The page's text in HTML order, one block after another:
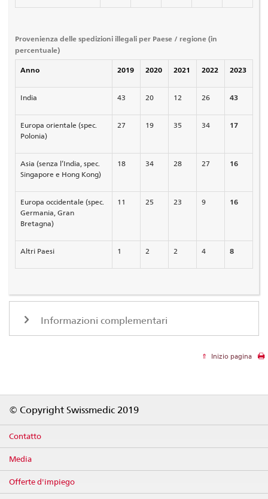
Provenienza delle spedizioni illegali per Paese / regione (in
percentuale)
Anno 2019 2020 2021 2022 2023
India 43 20 12 26 43
Europa orientale (spec.
Polonia)
27 19 35 34 17
Asia (senza l’India, spec.
Singapore e Hong Kong)
18 34 28 27 16
Europa occidentale (spec.
Germania, Gran
Bretagna)
11 25 23 9 16
Altri Paesi 1 2 2 4 8
Informazioni complementari
Inizio pagina
© Copyright Swissmedic 2019
Contatto
Media
Offerte d'impiego